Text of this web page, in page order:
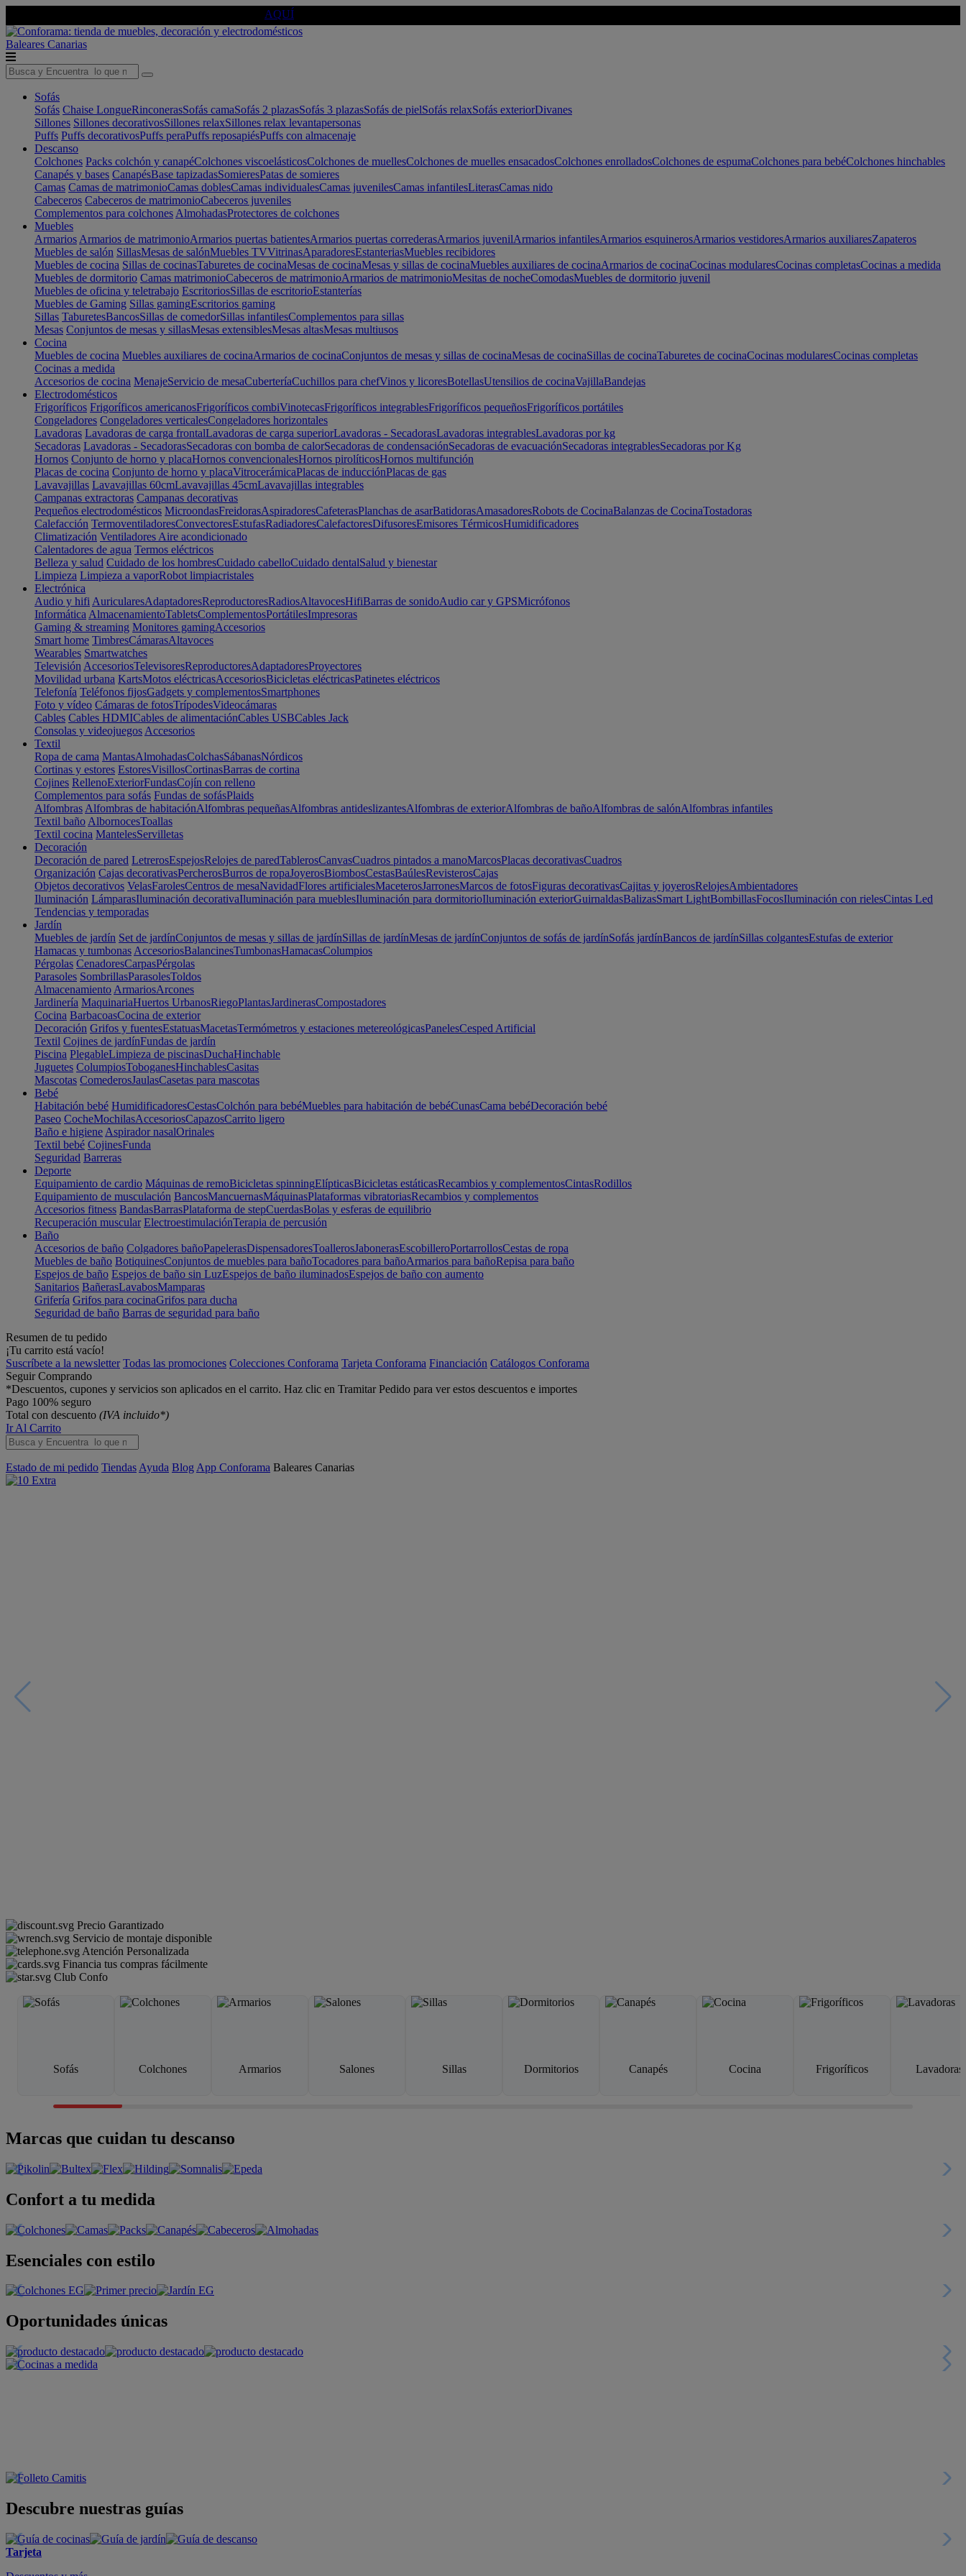
AQUÍ
Baleares Canarias
Sofás
Sofás Chaise LongueRinconerasSofás camaSofás 2 plazasSofás 3 plazasSofás de pielSofás relaxSofás exteriorDivanes
Sillones Sillones decorativosSillones relaxSillones relax levantapersonas
Puffs Puffs decorativosPuffs peraPuffs reposapiésPuffs con almacenaje
Descanso
Colchones Packs colchón y canapéColchones viscoelásticosColchones de muellesColchones de muelles ensacadosColchones enrolladosColchones de espumaColchones para bebéColchones hinchables
Canapés y bases CanapésBase tapizadasSomieresPatas de somieres
Camas Camas de matrimonioCamas doblesCamas individualesCamas juvenilesCamas infantilesLiterasCamas nido
Cabeceros Cabeceros de matrimonioCabeceros juveniles
Complementos para colchones AlmohadasProtectores de colchones
Muebles
Armarios Armarios de matrimonioArmarios puertas batientesArmarios puertas correderasArmarios juvenilArmarios infantilesArmarios esquinerosArmarios vestidoresArmarios auxiliaresZapateros
Muebles de salón SillasMesas de salónMuebles TVVitrinasAparadoresEstanteriasMuebles recibidores
Muebles de cocina Sillas de cocinasTaburetes de cocinaMesas de cocinaMesas y sillas de cocinaMuebles auxiliares de cocinaArmarios de cocinaCocinas modularesCocinas completasCocinas a medida
Muebles de dormitorio Camas matrimonioCabeceros de matrimonioArmarios de matrimonioMesitas de nocheComodasMuebles de dormitorio juvenil
Muebles de oficina y teletrabajo EscritoriosSillas de escritorioEstanterías
Muebles de Gaming Sillas gamingEscritorios gaming
Sillas TaburetesBancosSillas de comedorSillas infantilesComplementos para sillas
Mesas Conjuntos de mesas y sillasMesas extensiblesMesas altasMesas multiusos
Cocina
Muebles de cocina Muebles auxiliares de cocinaArmarios de cocinaConjuntos de mesas y sillas de cocinaMesas de cocinaSillas de cocinaTaburetes de cocinaCocinas modularesCocinas completas
Cocinas a medida
Accesorios de cocina MenajeServicio de mesaCuberteríaCuchillos para chefVinos y licoresBotellasUtensilios de cocinaVajillaBandejas
Electrodomésticos
Frigoríficos Frigoríficos americanosFrigoríficos combiVinotecasFrigoríficos integrablesFrigoríficos pequeñosFrigoríficos portátiles
Congeladores Congeladores verticalesCongeladores horizontales
Lavadoras Lavadoras de carga frontalLavadoras de carga superiorLavadoras - SecadorasLavadoras integrablesLavadoras por kg
Secadoras Lavadoras - SecadorasSecadoras con bomba de calorSecadoras de condensaciónSecadoras de evacuaciónSecadoras integrablesSecadoras por Kg
Hornos Conjunto de horno y placaHornos convencionalesHornos pirolíticosHornos multifunción
Placas de cocina Conjunto de horno y placaVitrocerámicaPlacas de inducciónPlacas de gas
Lavavajillas Lavavajillas 60cmLavavajillas 45cmLavavajillas integrables
Campanas extractoras Campanas decorativas
Pequeños electrodomésticos MicroondasFreidorasAspiradoresCafeterasPlanchas de asarBatidorasAmasadoresRobots de CocinaBalanzas de CocinaTostadoras
Calefacción TermoventiladoresConvectoresEstufasRadiadoresCalefactoresDifusoresEmisores TérmicosHumidificadores
Climatización Ventiladores Aire acondicionado
Calentadores de agua Termos eléctricos
Belleza y salud Cuidado de los hombresCuidado cabelloCuidado dentalSalud y bienestar
Limpieza Limpieza a vaporRobot limpiacristales
Electrónica
Audio y hifi AuricularesAdaptadoresReproductoresRadiosAltavocesHifiBarras de sonidoAudio car y GPSMicrófonos
Informática AlmacenamientoTabletsComplementosPortátilesImpresoras
Gaming & streaming Monitores gamingAccesorios
Smart home TimbresCámarasAltavoces
Wearables Smartwatches
Televisión AccesoriosTelevisoresReproductoresAdaptadoresProyectores
Movilidad urbana KartsMotos eléctricasAccesoriosBicicletas eléctricasPatinetes eléctricos
Telefonía Teléfonos fijosGadgets y complementosSmartphones
Foto y vídeo Cámaras de fotosTrípodesVideocámaras
Cables Cables HDMICables de alimentaciónCables USBCables Jack
Consolas y videojuegos Accesorios
Textil
Ropa de cama MantasAlmohadasColchasSábanasNórdicos
Cortinas y estores EstoresVisillosCortinasBarras de cortina
Cojines RellenoExteriorFundasCojín con relleno
Complementos para sofás Fundas de sofásPlaids
Alfombras Alfombras de habitaciónAlfombras pequeñasAlfombras antideslizantesAlfombras de exteriorAlfombras de bañoAlfombras de salónAlfombras infantiles
Textil baño AlbornocesToallas
Textil cocina MantelesServilletas
Decoración
Decoración de pared LetrerosEspejosRelojes de paredTablerosCanvasCuadros pintados a manoMarcosPlacas decorativasCuadros
Organización Cajas decorativasPercherosBurros de ropaJoyerosBiombosCestasBaúlesRevisterosCajas
Objetos decorativos VelasFarolesCentros de mesaNavidadFlores artificialesMaceterosJarronesMarcos de fotosFiguras decorativasCajitas y joyerosRelojesAmbientadores
Iluminación LámparasIluminación decorativaIluminación para mueblesIluminación para dormitorioIluminación exteriorGuirnaldasBalizasSmart LightBombillasFocosIluminación con rielesCintas Led
Tendencias y temporadas
Jardín
Muebles de jardín Set de jardínConjuntos de mesas y sillas de jardínSillas de jardínMesas de jardínConjuntos de sofás de jardínSofás jardínBancos de jardínSillas colgantesEstufas de exterior
Hamacas y tumbonas AccesoriosBalancinesTumbonasHamacasColumpios
Pérgolas CenadoresCarpasPérgolas
Parasoles SombrillasParasolesToldos
Almacenamiento ArmariosArcones
Jardinería MaquinariaHuertos UrbanosRiegoPlantasJardinerasCompostadores
Cocina BarbacoasCocina de exterior
Decoración Grifos y fuentesEstatuasMacetasTermómetros y estaciones metereológicasPanelesCesped Artificial
Textil Cojines de jardínFundas de jardín
Piscina PlegableLimpieza de piscinasDuchaHinchable
Juguetes ColumpiosToboganesHinchablesCasitas
Mascotas ComederosJaulasCasetas para mascotas
Bebé
Habitación bebé HumidificadoresCestasColchón para bebéMuebles para habitación de bebéCunasCama bebéDecoración bebé
Paseo CocheMochilasAccesoriosCapazosCarrito ligero
Baño e higiene Aspirador nasalOrinales
Textil bebé CojinesFunda
Seguridad Barreras
Deporte
Equipamiento de cardio Máquinas de remoBicicletas spinningElípticasBicicletas estáticasRecambios y complementosCintasRodillos
Equipamiento de musculación BancosMancuernasMáquinasPlataformas vibratoriasRecambios y complementos
Accesorios fitness BandasBarrasPlataforma de stepCuerdasBolas y esferas de equilibrio
Recuperación muscular ElectroestimulaciónTerapia de percusión
Baño
Accesorios de baño Colgadores bañoPapelerasDispensadoresToallerosJabonerasEscobilleroPortarrollosCestas de ropa
Muebles de baño BotiquinesConjuntos de muebles para bañoTocadores para bañoArmarios para bañoRepisa para baño
Espejos de baño Espejos de baño sin LuzEspejos de baño iluminadosEspejos de baño con aumento
Sanitarios BañerasLavabosMamparas
Grifería Grifos para cocinaGrifos para ducha
Seguridad de baño Barras de seguridad para baño
Resumen de tu pedido
¡Tu carrito está vacío!
Suscríbete a la newsletter Todas las promociones Colecciones Conforama Tarjeta Conforama Financiación Catálogos Conforama
Seguir Comprando
*Descuentos, cupones y servicios son aplicados en el carrito. Haz clic en Tramitar Pedido para ver estos descuentos e importes
Pago 100% seguro
Total con descuento (IVA incluido*)
Ir Al Carrito
Estado de mi pedido Tiendas Ayuda Blog App Conforama Baleares Canarias
Precio Garantizado
Servicio de montaje disponible
Atención Personalizada
Financia tus compras fácilmente
Club Confo
Sofás Colchones Armarios Salones Sillas Dormitorios Canapés Cocina Frigoríficos Lavadoras
Marcas que cuidan tu descanso
Confort a tu medida
Esenciales con estilo
Oportunidades únicas
Descubre nuestras guías
Tarjeta